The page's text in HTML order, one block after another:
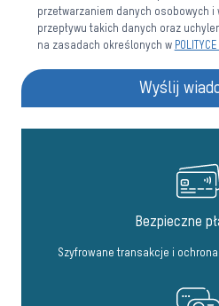
przetwarzaniem danych osobowych
przepływu takich danych oraz
na zasadach określonych w POLITYCE
Wyślij
Bezpieczne
Szyfrowane transakcje i